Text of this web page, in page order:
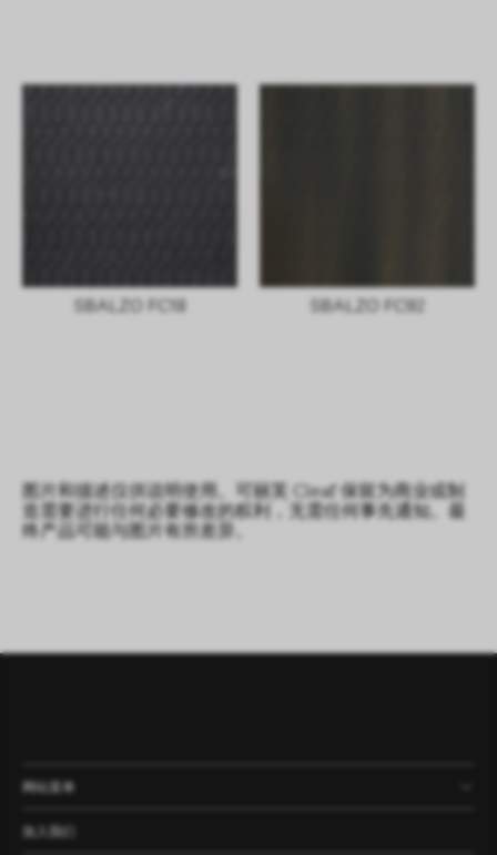
SBALZO FC18 SBALZO FC92
图片和描述仅供说明使用。可丽芙 Cleaf 保留为商业或制
造需要进行任何必要修改的权利，无需任何事先通知。最
终产品可能与图片有所差异。
网站菜单
产品
公司
资讯
案例
加入我们